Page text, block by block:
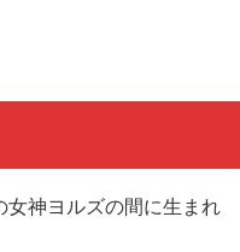
女神ヨルズの間に生まれ